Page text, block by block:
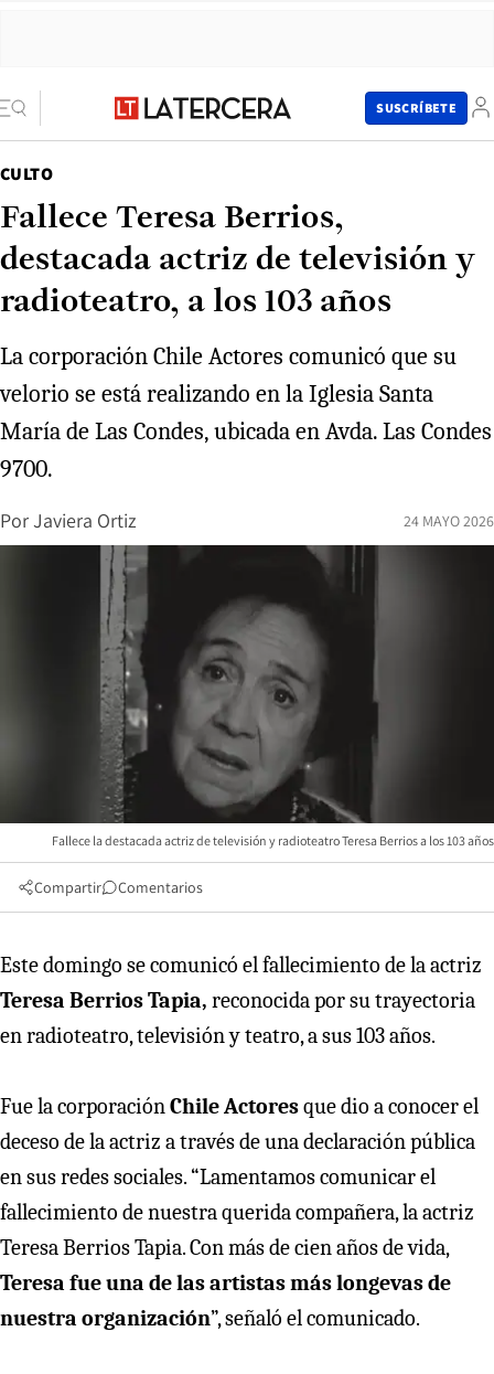
SUSCRÍBETE
CULTO
Fallece Teresa Berrios,
destacada actriz de televisión y
radioteatro, a los 103 años
La corporación Chile Actores comunicó que su
velorio se está realizando en la Iglesia Santa
María de Las Condes, ubicada en Avda. Las Condes
9700.
PorJaviera Ortiz 24 MAYO 2026
Fallece la destacada actriz de televisión y radioteatro Teresa Berrios a los 103 años
Compartir Comentarios
Este domingo se comunicó el fallecimiento de la actriz
Teresa Berrios Tapia, reconocida por su trayectoria
en radioteatro, televisión y teatro, a sus 103 años.
Fue la corporaciónChile Actoresque dio a conocer el
deceso de la actriz a través de una declaración pública
en sus redes sociales. “Lamentamos comunicar el
fallecimiento de nuestra querida compañera, la actriz
Teresa Berrios Tapia. Con más de cien años de vida,
Teresa fue una de las artistas más longevas de
nuestra organización”, señaló el comunicado.